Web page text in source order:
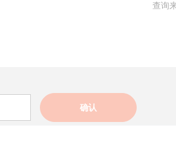
查询
确认